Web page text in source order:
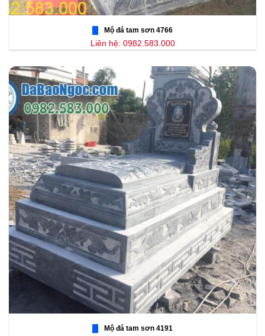
Mộ đá tam sơn 4766
Liên hệ: 0982.583.000
Mộ đá tam sơn 4191